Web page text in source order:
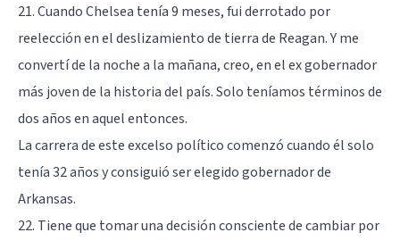
21. Cuando Chelsea tenía 9 meses, fui derrotado por
reelección en el deslizamiento de tierra de Reagan. Y me
convertí de la noche a la mañana, creo, en el ex gobernador
más joven de la historia del país. Solo teníamos términos de
dos años en aquel entonces.
La carrera de este excelso político comenzó cuando él solo
tenía 32 años y consiguió ser elegido gobernador de
Arkansas.
22. Tiene que tomar una decisión consciente de cambiar por